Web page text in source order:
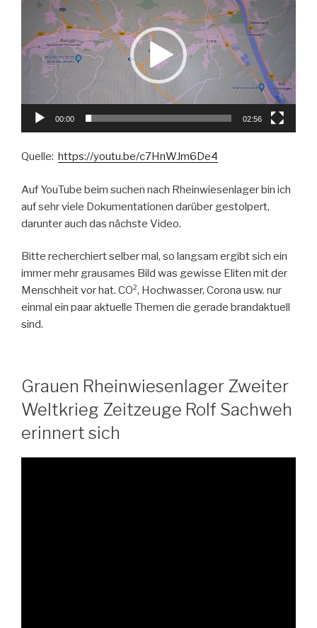
00:00 02:56
Quelle: https://youtu.be/c7HnWJm6De4
Auf YouTube beim suchen nach Rheinwiesenlager bin ich
auf sehr viele Dokumentationen darüber gestolpert,
darunter auch das nächste Video.
Bitte recherchiert selber mal, so langsam ergibt sich ein
immer mehr grausames Bild was gewisse Eliten mit der
Menschheit vor hat. CO², Hochwasser, Corona usw. nur
einmal ein paar aktuelle Themen die gerade brandaktuell
sind.
Grauen Rheinwiesenlager Zweiter
Weltkrieg Zeitzeuge Rolf Sachweh
erinnert sich